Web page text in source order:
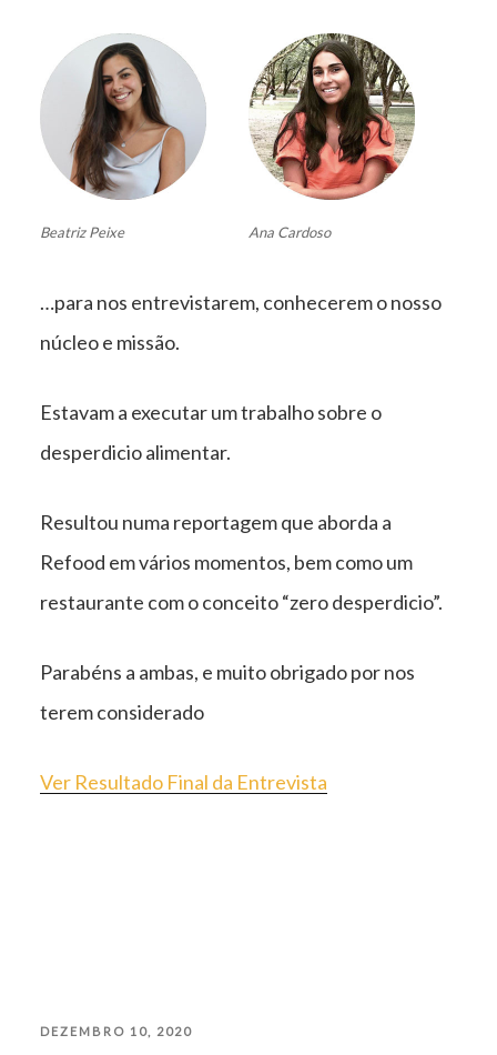
Beatriz Peixe Ana Cardoso
…para nos entrevistarem, conhecerem o nosso
núcleo e missão.
Estavam a executar um trabalho sobre o
desperdicio alimentar.
Resultou numa reportagem que aborda a
Refood em vários momentos, bem como um
restaurante com o conceito “zero desperdicio”.
Parabéns a ambas, e muito obrigado por nos
terem considerado
Ver Resultado Final da Entrevista
PUBLICADO
DEZEMBRO 10, 2020